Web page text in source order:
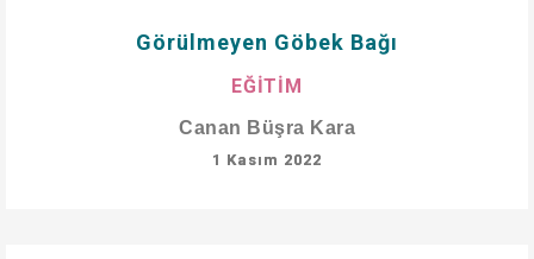
Görülmeyen Göbek Bağı
EĞİTİM
Canan Büşra Kara
1 Kasım 2022